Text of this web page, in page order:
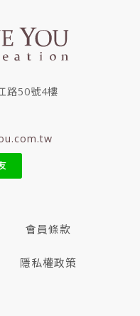
路50號4樓
會員條款
隱私權政策